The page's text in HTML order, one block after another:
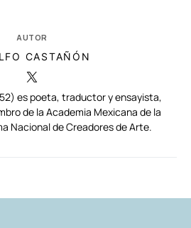
AUTOR
CASTAÑÓN
es poeta, traductor y ensayista,
de la Academia Mexicana de la
Nacional de Creadores de Arte.